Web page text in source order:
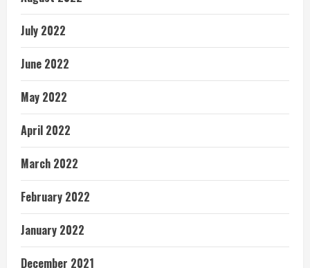
July 2022
June 2022
May 2022
April 2022
March 2022
February 2022
January 2022
December 2021